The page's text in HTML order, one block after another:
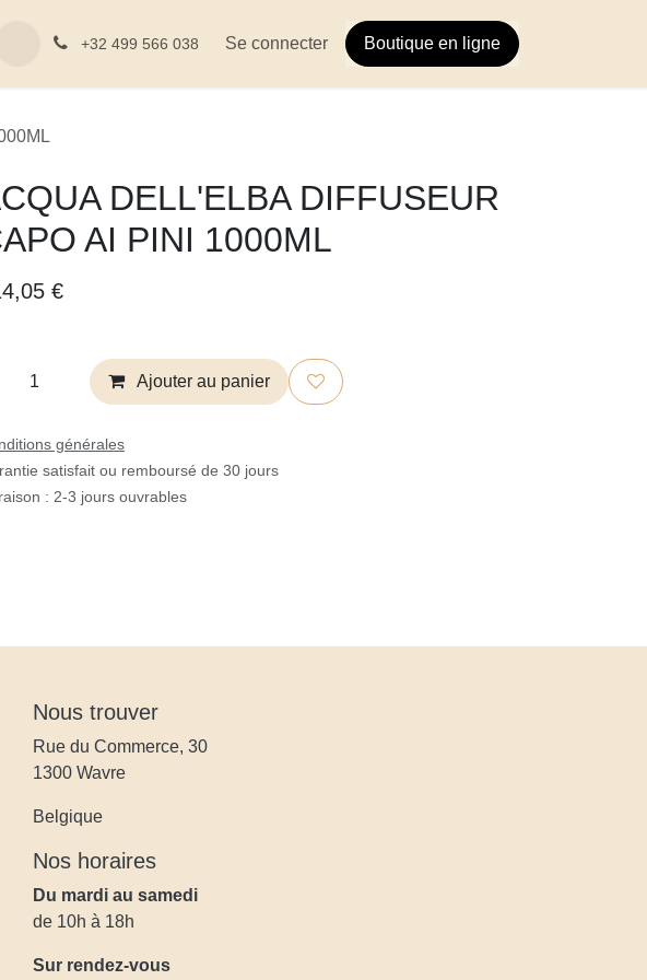
Blog Contactez-nous
+32 499 566 038 Se connecter Boutique en ligne
DELL'ELBA DIFFUSEUR
AI PINI 1000ML
€
Ajouter au panier
générales
satisfait ou remboursé de 30 jours
: 2-3 jours ouvrables
Nous trouver
Rue du Commerce, 30
1300 Wavre
Belgique
Nos horaires
Du mardi au samedi
de 10h à 18h
Sur rendez-vous